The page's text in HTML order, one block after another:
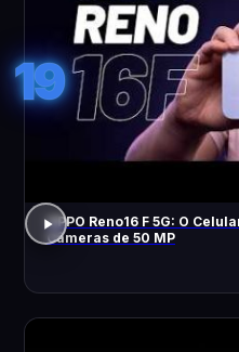
19
OPPO Reno16 F 5G: O
Câmeras de 50 MP